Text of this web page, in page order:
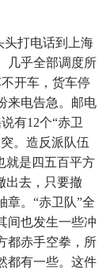
头打电话到上海
几乎全部调度所
开车，货车停
来电告急。邮电
有12个“赤卫
。造反派队伍
是四五百平方
出去，只要撤
章。“赤卫队”全
间也发生一些冲
都赤手空拳，所
都有一些。这件